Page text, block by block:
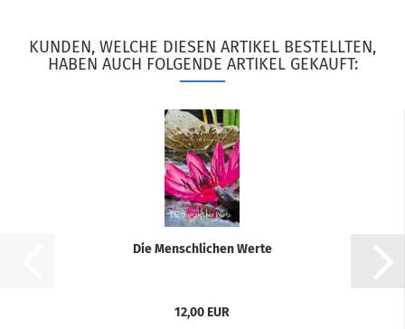
KUNDEN, WELCHE DIESEN ARTIKEL BESTELLTEN,
HABEN AUCH FOLGENDE ARTIKEL GEKAUFT:
Die Menschlichen Werte
12,00 EUR